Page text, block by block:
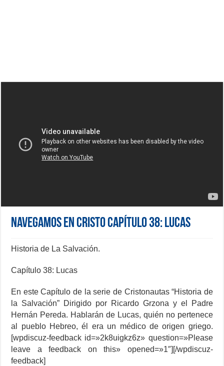
NAVEGAMOS EN CRISTO Capítulo 38: Lucas
Historia de La Salvación.
Capítulo 38: Lucas
En este Capítulo de la serie de Cristonautas “Historia de
la Salvación” Dirigido por Ricardo Grzona y el Padre
Hernán Pereda. Hablarán de Lucas, quién no pertenece
al pueblo Hebreo, él era un médico de origen griego.
[wpdiscuz-feedback id=»2k8uigkz6z» question=»Please
leave a feedback on this» opened=»1″][/wpdiscuz-
feedback]